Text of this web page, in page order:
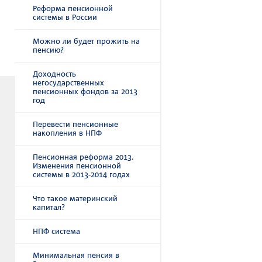
Реформа пенсионной
системы в России
Можно ли будет прожить на
пенсию?
Доходность
негосударственных
пенсионных фондов за 2013
год
Перевести пенсионные
накопления в НПФ
Пенсионная реформа 2013.
Изменения пенсионной
системы в 2013-2014 годах
Что такое материнский
капитал?
НПФ система
Минимальная пенсия в